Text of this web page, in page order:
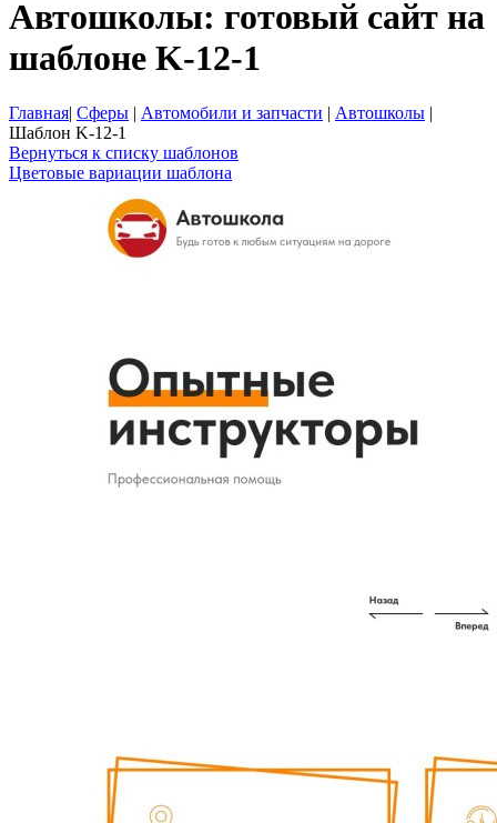
Автошколы: готовый сайт на
шаблоне K-12-1
Главная| Сферы | Автомобили и запчасти | Автошколы |
Шаблон K-12-1
Вернуться к списку шаблонов
Цветовые вариации шаблона